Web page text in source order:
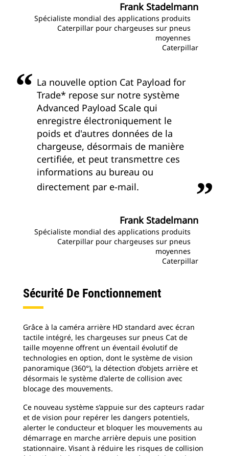
Frank Stadelmann
Spécialiste mondial des applications produits
Caterpillar pour chargeuses sur pneus
moyennes
Caterpillar
La nouvelle option Cat Payload for
Trade* repose sur notre système
Advanced Payload Scale qui
enregistre électroniquement le
poids et d'autres données de la
chargeuse, désormais de manière
certifiée, et peut transmettre ces
informations au bureau ou
directement par e-mail.
Frank Stadelmann
Spécialiste mondial des applications produits
Caterpillar pour chargeuses sur pneus
moyennes
Caterpillar
Sécurité De Fonctionnement
Grâce à la caméra arrière HD standard avec écran
tactile intégré, les chargeuses sur pneus Cat de
taille moyenne offrent un éventail évolutif de
technologies en option, dont le système de vision
panoramique (360°), la détection d’objets arrière et
désormais le système d’alerte de collision avec
blocage des mouvements.
Ce nouveau système s’appuie sur des capteurs radar
et de vision pour repérer les dangers potentiels,
alerter le conducteur et bloquer les mouvements au
démarrage en marche arrière depuis une position
stationnaire. Visant à réduire les risques de collision